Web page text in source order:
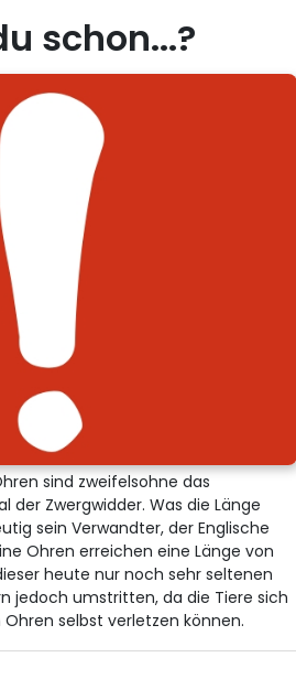
schon...?
sind zweifelsohne das
der Zwergwidder. Was die Länge
sein Verwandter, der Englische
Ohren erreichen eine Länge von
heute nur noch sehr seltenen
jedoch umstritten, da die Tiere sich
selbst verletzen können.